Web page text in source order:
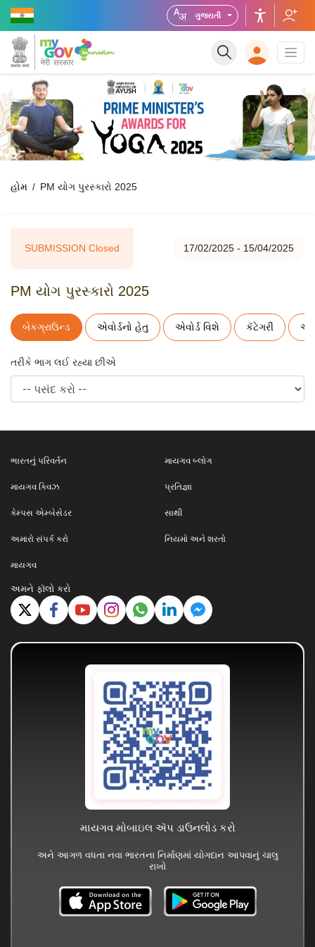
ગુજરાતી
હોમ PM યોગ પુરસ્કારો 2025
SUBMISSION Closed 17/02/2025 - 15/04/2025
PM યોગ પુરસ્કારો 2025
બેકગ્રાઉન્ડ એવોર્ડનો હેતુ એવોર્ડ વિશે કૅટેગરી
તરીકે ભાગ લઈ રહ્યા છીએ
ભારતનું પરિવર્તન માયગવ બ્લોગ
માયગવ ક્વિઝ પ્રતિજ્ઞા
કેમ્પસ એમ્બેસેડર સાથી
અમારો સંપર્ક કરો નિયમો અને શરતો
માયગવ
અમને ફૉલો કરો
માયગવ મોબાઇલ ઍપ ડાઉનલોડ કરો
અને આગળ વધતા નવા ભારતના નિર્માણમાં યોગદાન આપવાનું ચાલુ
રાખો